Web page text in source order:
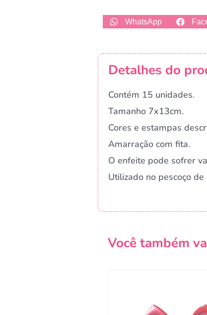
WhatsApp
Detalhes do
Contém 15 unidades.
Tamanho 7x13cm.
Cores e estampas
Amarração com fita.
O enfeite pode sofrer
Utilizado no pescoço de
Você também